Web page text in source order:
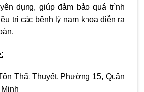
dụng, giúp đảm bảo quá trình
trị các bệnh lý nam khoa diễn ra
Thất Thuyết, Phường 15, Quận